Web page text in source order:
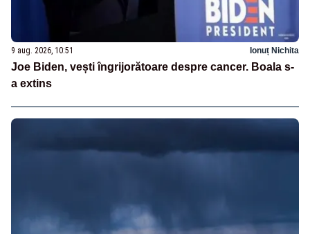
9 aug. 2026, 10:51 Ionuț Nichita
Joe Biden, vești îngrijorătoare despre cancer. Boala s-
a extins